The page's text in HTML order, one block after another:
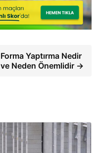
Forma Yaptırma Nedir
ve Neden Önemlidir →